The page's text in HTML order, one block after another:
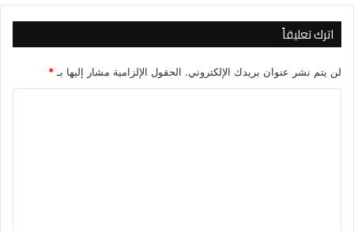
اترك تعليقاً
لن يتم نشر عنوان بريدك الإلكتروني. الحقول الإلزامية مشار إليها بـ *